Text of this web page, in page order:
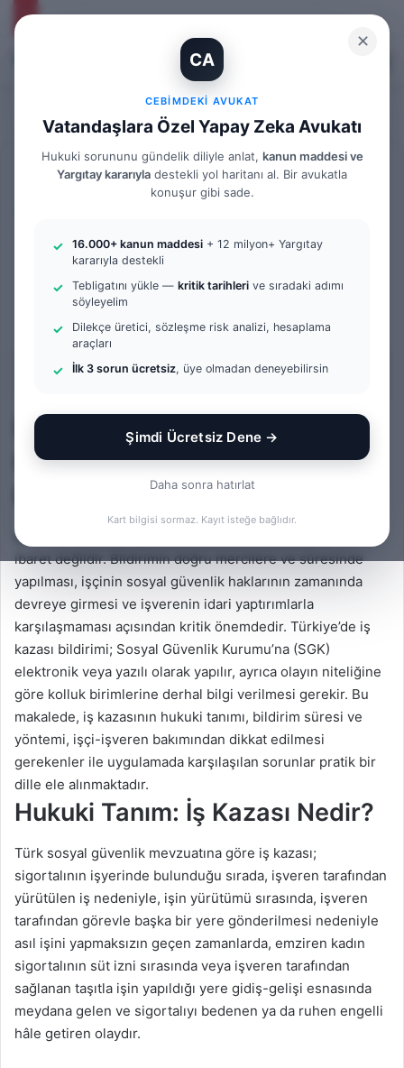
✕
CA
CEBIMDEKI AVUKAT
Vatandaşlara Özel Yapay Zeka Avukatı
Hukuki sorununu gündelik diliyle anlat, kanun maddesi ve
Yargıtay kararıyla destekli yol haritanı al. Bir avukatla
konuşur gibi sade.
16.000+ kanun maddesi + 12 milyon+ Yargıtay
kararıyla destekli
Tebligatını yükle — kritik tarihleri ve sıradaki adımı
söyleyelim
Dilekçe üretici, sözleşme risk analizi, hesaplama
araçları
İlk 3 sorun ücretsiz, üye olmadan deneyebilirsin
Şimdi Ücretsiz Dene →
Daha sonra hatırlat
Kart bilgisi sormaz. Kayıt isteğe bağlıdır.
Anasayfa/Bilgi Bankası/İş Hukuku
İş Kazası Bildirimi Nasıl
Yapılır
117 6 dakika okuma süresi
İçindekiler
İş Kazası Bildirimi Nasıl Yapılır?
Uygulamada İzlenen Yol ve
Hukuki Çerçeve
İş kazası bildirimi, sadece bir formun doldurulmasından
ibaret değildir. Bildirimin doğru mercilere ve süresinde
yapılması, işçinin sosyal güvenlik haklarının zamanında
devreye girmesi ve işverenin idari yaptırımlarla
karşılaşmaması açısından kritik önemdedir. Türkiye’de iş
kazası bildirimi; Sosyal Güvenlik Kurumu’na (SGK)
elektronik veya yazılı olarak yapılır, ayrıca olayın niteliğine
göre kolluk birimlerine derhal bilgi verilmesi gerekir. Bu
makalede, iş kazasının hukuki tanımı, bildirim süresi ve
yöntemi, işçi-işveren bakımından dikkat edilmesi
gerekenler ile uygulamada karşılaşılan sorunlar pratik bir
dille ele alınmaktadır.
Hukuki Tanım: İş Kazası Nedir?
Türk sosyal güvenlik mevzuatına göre iş kazası;
sigortalının işyerinde bulunduğu sırada, işveren tarafından
yürütülen iş nedeniyle, işin yürütümü sırasında, işveren
tarafından görevle başka bir yere gönderilmesi nedeniyle
asıl işini yapmaksızın geçen zamanlarda, emziren kadın
sigortalının süt izni sırasında veya işveren tarafından
sağlanan taşıtla işin yapıldığı yere gidiş-gelişi esnasında
meydana gelen ve sigortalıyı bedenen ya da ruhen engelli
hâle getiren olaydır.